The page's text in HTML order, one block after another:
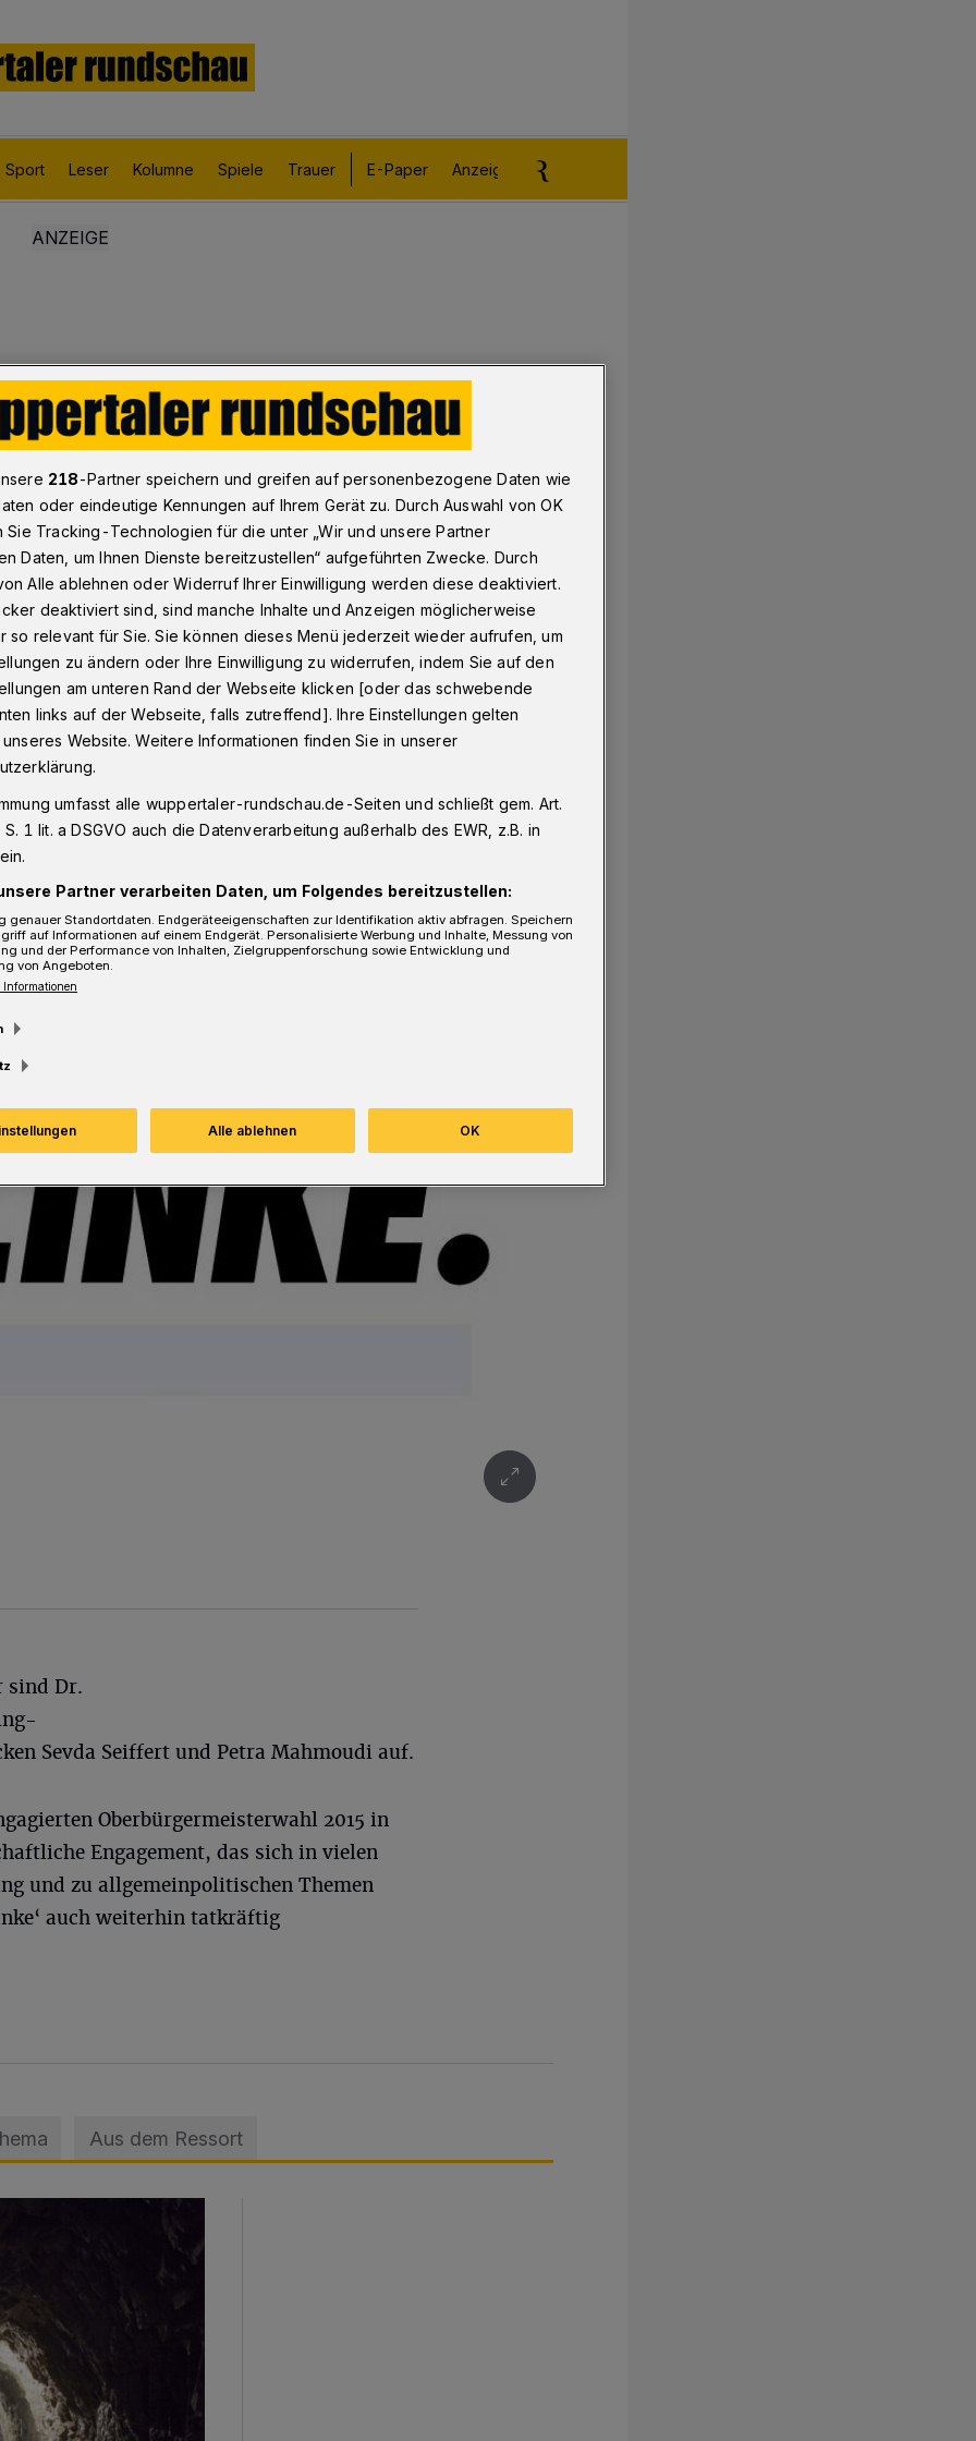
Sport Leser Kolumne Spiele Trauer E-Paper Anzeigen aufgeben
Wahl"
ihren neuen Vorstand gewählt.
kommenden beiden Jahren Susanne
sind Dr.
Sevda Seiffert und Petra Mahmoudi auf.
Oberbürgermeisterwahl 2015 in
Engagement, das sich in vielen
und zu allgemeinpolitischen Themen
auch weiterhin tatkräftig
Aus dem Ressort
218-Partner speichern und greifen auf personenbezogene Daten wie
oder eindeutige Kennungen auf Ihrem Gerät zu. Durch Auswahl von OK
Sie Tracking-Technologien für die unter „Wir und unsere Partner
Daten, um Ihnen Dienste bereitzustellen“ aufgeführten Zwecke. Durch
Alle ablehnen oder Widerruf Ihrer Einwilligung werden diese deaktiviert.
deaktiviert sind, sind manche Inhalte und Anzeigen möglicherweise
so relevant für Sie. Sie können dieses Menü jederzeit wieder aufrufen, um
zu ändern oder Ihre Einwilligung zu widerrufen, indem Sie auf den
am unteren Rand der Webseite klicken [oder das schwebende
links auf der Webseite, falls zutreffend]. Ihre Einstellungen gelten
Website. Weitere Informationen finden Sie in unserer
umfasst alle wuppertaler-rundschau.de-Seiten und schließt gem. Art.
1 lit. a DSGVO auch die Datenverarbeitung außerhalb des EWR, z.B. in
Partner verarbeiten Daten, um Folgendes bereitzustellen:
genauer Standortdaten. Endgeräteeigenschaften zur Identifikation aktiv abfragen. Speichern
auf Informationen auf einem Endgerät. Personalisierte Werbung und Inhalte, Messung von
und der Performance von Inhalten, Zielgruppenforschung sowie Entwicklung und
von Angeboten.
Alle ablehnen OK